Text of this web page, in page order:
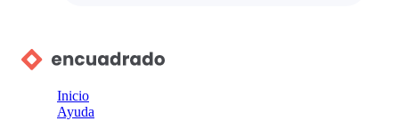
Inicio
Ayuda